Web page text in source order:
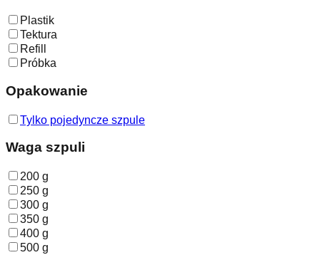
Plastik
Tektura
Refill
Próbka
Opakowanie
Tylko pojedyncze szpule
Waga szpuli
200 g
250 g
300 g
350 g
400 g
500 g